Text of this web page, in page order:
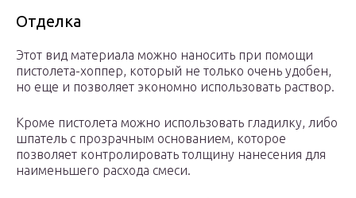
Отделка
Этот вид материала можно наносить при помощи
пистолета-хоппер, который не только очень удобен,
но еще и позволяет экономно использовать раствор.
Кроме пистолета можно использовать гладилку, либо
шпатель с прозрачным основанием, которое
позволяет контролировать толщину нанесения для
наименьшего расхода смеси.